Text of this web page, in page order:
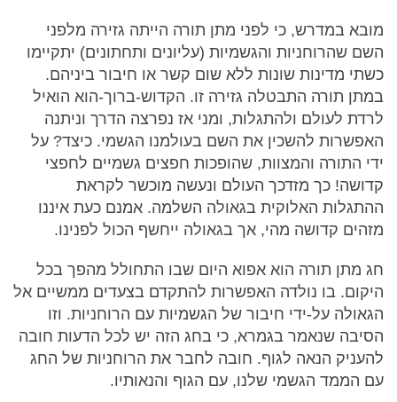
מובא במדרש, כי לפני מתן תורה הייתה גזירה מלפני
השם שהרוחניות והגשמיות (עליונים ותחתונים) יתקיימו
כשתי מדינות שונות ללא שום קשר או חיבור ביניהם.
במתן תורה התבטלה גזירה זו. הקדוש-ברוך-הוא הואיל
לרדת לעולם ולהתגלות, ומני אז נפרצה הדרך וניתנה
האפשרות להשכין את השם בעולמנו הגשמי. כיצד? על
ידי התורה והמצוות, שהופכות חפצים גשמיים לחפצי
קדושה! כך מזדכך העולם ונעשה מוכשר לקראת
ההתגלות האלוקית בגאולה השלמה. אמנם כעת איננו
מזהים קדושה מהי, אך בגאולה ייחשף הכול לפנינו.
חג מתן תורה הוא אפוא היום שבו התחולל מהפך בכל
היקום. בו נולדה האפשרות להתקדם בצעדים ממשיים אל
הגאולה על-ידי חיבור של הגשמיות עם הרוחניות. וזו
הסיבה שנאמר בגמרא, כי בחג הזה יש לכל הדעות חובה
להעניק הנאה לגוף. חובה לחבר את הרוחניות של החג
עם הממד הגשמי שלנו, עם הגוף והנאותיו.